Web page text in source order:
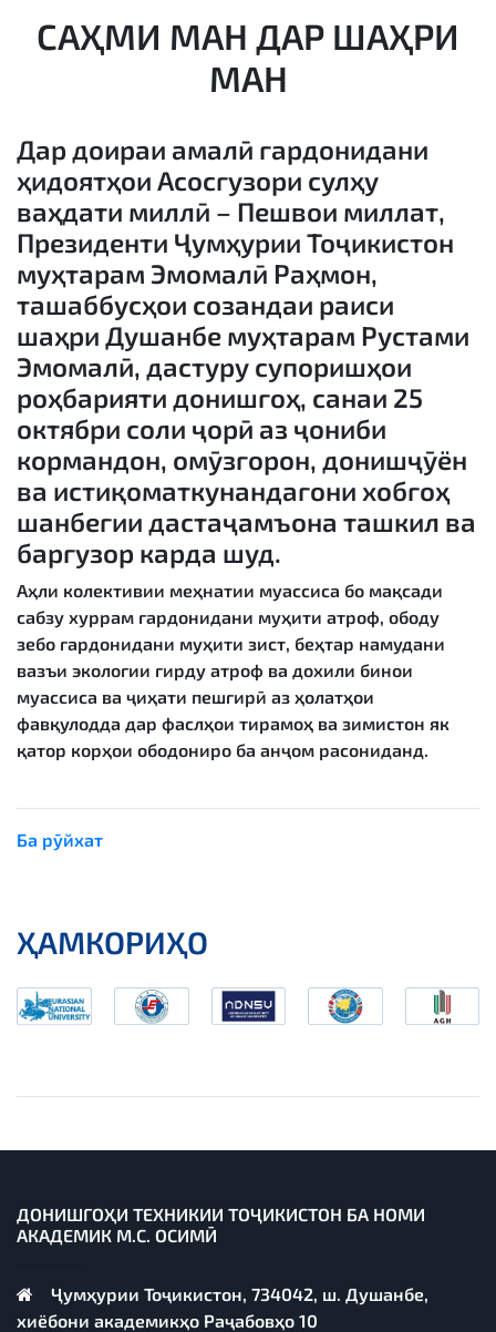
САҲМИ МАН ДАР ШАҲРИ
МАН
Дар доираи амалӣ гардонидани
ҳидоятҳои Асосгузори сулҳу
ваҳдати миллӣ – Пешвои миллат,
Президенти Ҷумҳурии Тоҷикистон
муҳтарам Эмомалӣ Раҳмон,
ташаббусҳои созандаи раиси
шаҳри Душанбе муҳтарам Рустами
Эмомалӣ, дастуру супоришҳои
роҳбарияти донишгоҳ, санаи 25
октябри соли ҷорӣ аз ҷониби
кормандон, омӯзгорон, донишҷӯён
ва истиқоматкунандагони хобгоҳ
шанбегии дастаҷамъона ташкил ва
баргузор карда шуд.
Аҳли колективии меҳнатии муассиса бо мақсади
сабзу хуррам гардонидани муҳити атроф, ободу
зебо гардонидани муҳити зист, беҳтар намудани
вазъи экологии гирду атроф ва дохили бинои
муассиса ва ҷиҳати пешгирӣ аз ҳолатҳои
фавқулодда дар фаслҳои тирамоҳ ва зимистон як
қатор корҳои ободониро ба анҷом расониданд.
Ба рӯйхат
ҲАМКОРИҲО
ДОНИШГОҲИ ТЕХНИКИИ ТОҶИКИСТОН БА НОМИ
АКАДЕМИК М.С. ОСИМӢ
Ҷумҳурии Тоҷикистон, 734042, ш. Душанбе,
хиёбони академикҳо Раҷабовҳо 10